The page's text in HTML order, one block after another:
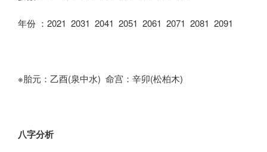
年份 ：2021 2031 2041 2051 2061 2071 2081 2091
※胎元：乙酉(泉中水) 命宫：辛卯(松柏木)
八字分析